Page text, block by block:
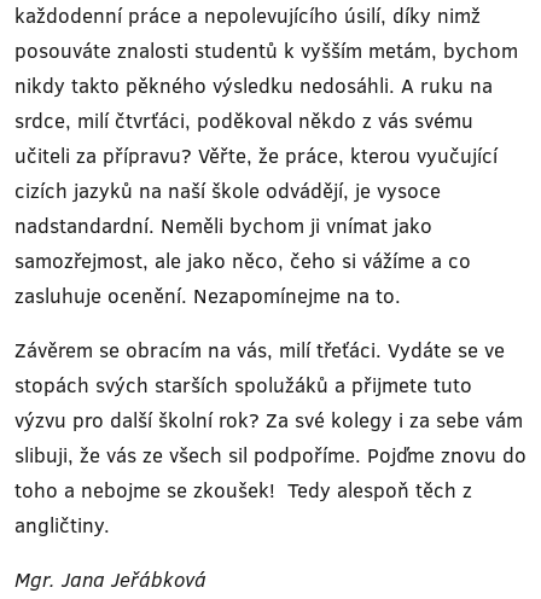
každodenní práce a nepolevujícího úsilí, díky nimž
posouváte znalosti studentů k vyšším metám, bychom
nikdy takto pěkného výsledku nedosáhli. A ruku na
srdce, milí čtvrťáci, poděkoval někdo z vás svému
učiteli za přípravu? Věřte, že práce, kterou vyučující
cizích jazyků na naší škole odvádějí, je vysoce
nadstandardní. Neměli bychom ji vnímat jako
samozřejmost, ale jako něco, čeho si vážíme a co
zasluhuje ocenění. Nezapomínejme na to.
Závěrem se obracím na vás, milí třeťáci. Vydáte se ve
stopách svých starších spolužáků a přijmete tuto
výzvu pro další školní rok? Za své kolegy i za sebe vám
slibuji, že vás ze všech sil podpoříme. Pojďme znovu do
toho a nebojme se zkoušek! Tedy alespoň těch z
angličtiny.
Mgr. Jana Jeřábková